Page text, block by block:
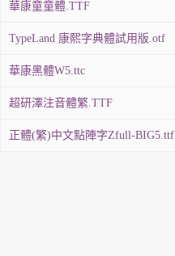
華康童童體.TTF
TypeLand 康熙字典體試用版.otf
華康黑體W5.ttc
超研澤注音體繁.TTF
正體(繁)中文點陣字Zfull-BIG5.ttf